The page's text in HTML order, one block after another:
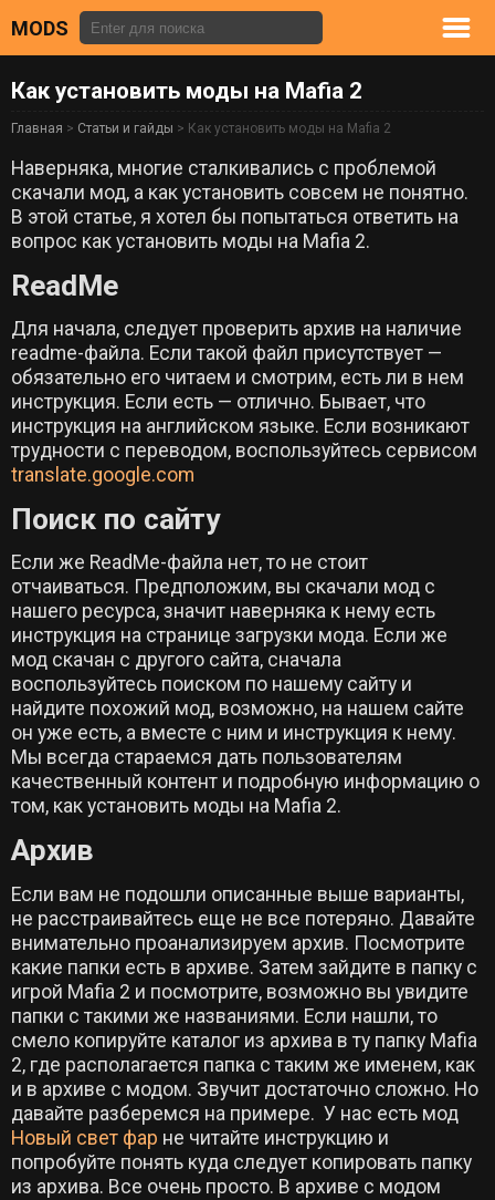
MODS
Как установить моды на Mafia 2
Главная > Статьи и гайды > Как установить моды на Mafia 2
Наверняка, многие сталкивались с проблемой
скачали мод, а как установить совсем не понятно.
В этой статье, я хотел бы попытаться ответить на
вопрос как установить моды на Mafia 2.
ReadMe
Для начала, следует проверить архив на наличие
readme-файла. Если такой файл присутствует —
обязательно его читаем и смотрим, есть ли в нем
инструкция. Если есть — отлично. Бывает, что
инструкция на английском языке. Если возникают
трудности с переводом, воспользуйтесь сервисом
translate.google.com
Поиск по сайту
Если же ReadMe-файла нет, то не стоит
отчаиваться. Предположим, вы скачали мод с
нашего ресурса, значит наверняка к нему есть
инструкция на странице загрузки мода. Если же
мод скачан с другого сайта, сначала
воспользуйтесь поиском по нашему сайту и
найдите похожий мод, возможно, на нашем сайте
он уже есть, а вместе с ним и инструкция к нему.
Мы всегда стараемся дать пользователям
качественный контент и подробную информацию о
том, как установить моды на Mafia 2.
Архив
Если вам не подошли описанные выше варианты,
не расстраивайтесь еще не все потеряно. Давайте
внимательно проанализируем архив. Посмотрите
какие папки есть в архиве. Затем зайдите в папку с
игрой Mafia 2 и посмотрите, возможно вы увидите
папки с такими же названиями. Если нашли, то
смело копируйте каталог из архива в ту папку Mafia
2, где располагается папка с таким же именем, как
и в архиве с модом. Звучит достаточно сложно. Но
давайте разберемся на примере. У нас есть мод
Новый свет фар не читайте инструкцию и
попробуйте понять куда следует копировать папку
из архива. Все очень просто. В архиве с модом